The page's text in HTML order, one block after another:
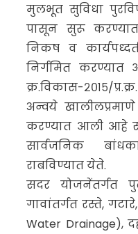
मुलभूत सुविधा
पासून सुरू
निकष व
निर्गमित
क्र.विकास-२०१५/
अन्वये खालीलप्रमाणे
करण्यात आली आहे
सार्वजनिक
राबविण्यात येते.
सदर योजनेंतर्गत
गावांतर्गत रस्ते,
Water Drainage),